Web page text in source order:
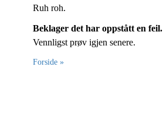
Ruh roh.
Beklager det har oppstått en feil.
Vennligst prøv igjen senere.
Forside »